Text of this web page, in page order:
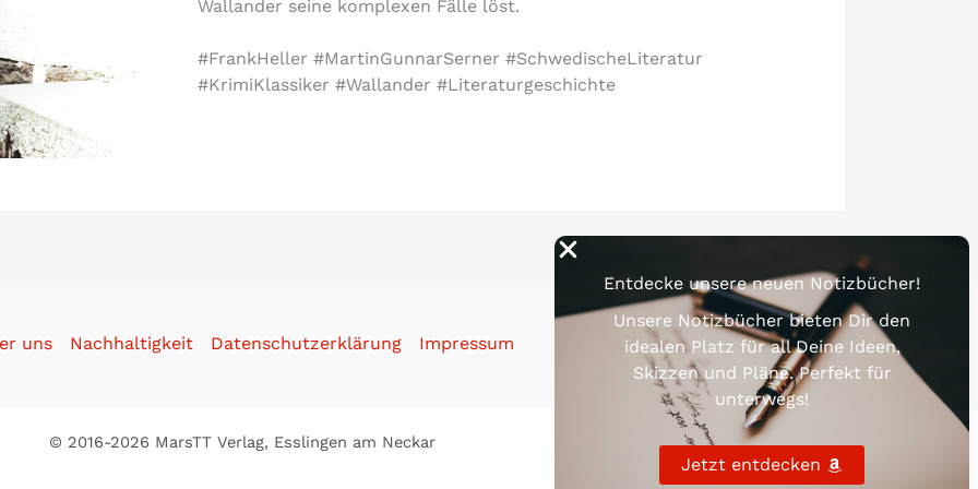
Entdecke unsere neuen Notizbücher!
Unsere Notizbücher bieten Dir den
idealen Platz für all Deine Ideen,
Skizzen und Pläne. Perfekt für
unterwegs!
Jetzt entdecken
Wallander seine komplexen Fälle löst.
#FrankHeller #MartinGunnarSerner #SchwedischeLiteratur
#KrimiKlassiker #Wallander #Literaturgeschichte
uns Nachhaltigkeit Datenschutzerklärung Impressum
© 2016-2026 MarsTT Verlag, Esslingen am Neckar